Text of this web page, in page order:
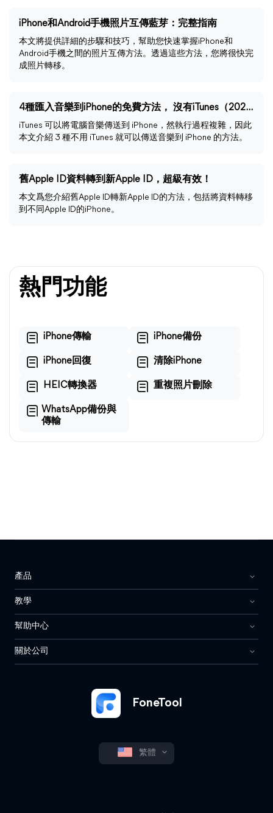
iPhone和Android手機照片互傳藍芽：完整指南
本文將提供詳細的步驟和技巧，幫助您快速掌握iPhone和
Android手機之間的照片互傳方法。透過這些方法，您將很快完
成照片轉移。
4種匯入音樂到iPhone的免費方法， 沒有iTunes（2024）
iTunes 可以將電腦音樂傳送到 iPhone，然執行過程複雜，因此
本文介紹 3 種不用 iTunes 就可以傳送音樂到 iPhone 的方法。
舊Apple ID資料轉到新Apple ID，超級有效！
本文爲您介紹舊Apple ID轉新Apple ID的方法，包括將資料轉移
到不同Apple ID的iPhone。
熱門功能
iPhone傳輸 iPhone備份
iPhone回復 清除iPhone
HEIC轉換器 重複照片刪除
WhatsApp備份與
傳輸
FoneTool
繁體
產品
教學
幫助中心
關於公司